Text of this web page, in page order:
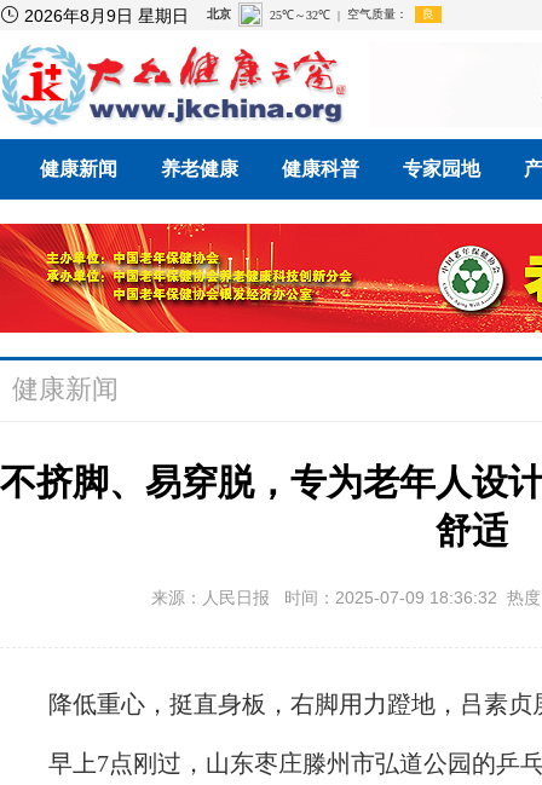
 2026年8月9日 星期日
健康新闻 养老健康 健康科普 专家园地
健康新闻
不挤脚、易穿脱，专为老年人
舒适
来源：人民日报 时间：2025-07-09 18:36:32 热
降低重心，挺直身板，右脚用力蹬地，吕素贞
早上7点刚过，山东枣庄滕州市弘道公园的乒